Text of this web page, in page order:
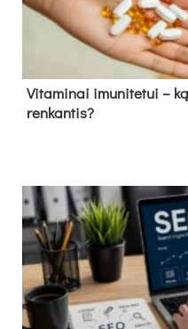
Vitaminai imunitetui –
renkantis?